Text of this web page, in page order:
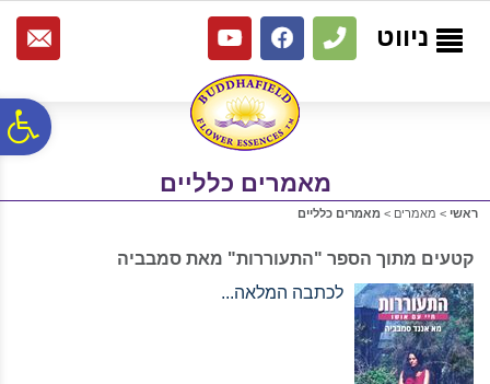
נגישות
אתר
המרכזי
ניווט
מאמרים כלליים
ראשי > מאמרים > מאמרים כלליים
קטעים מתוך הספר "התעוררות" מאת סמבביה
לכתבה המלאה...